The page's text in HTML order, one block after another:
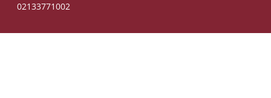
02133771002